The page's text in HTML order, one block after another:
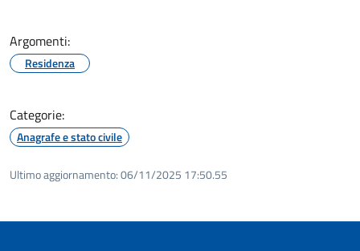
Argomenti:
Residenza
Categorie:
Anagrafe e stato civile
Ultimo aggiornamento:06/11/2025 17:50.55